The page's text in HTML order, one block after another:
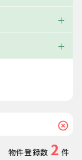
highlight_off
物件登録数 2 件